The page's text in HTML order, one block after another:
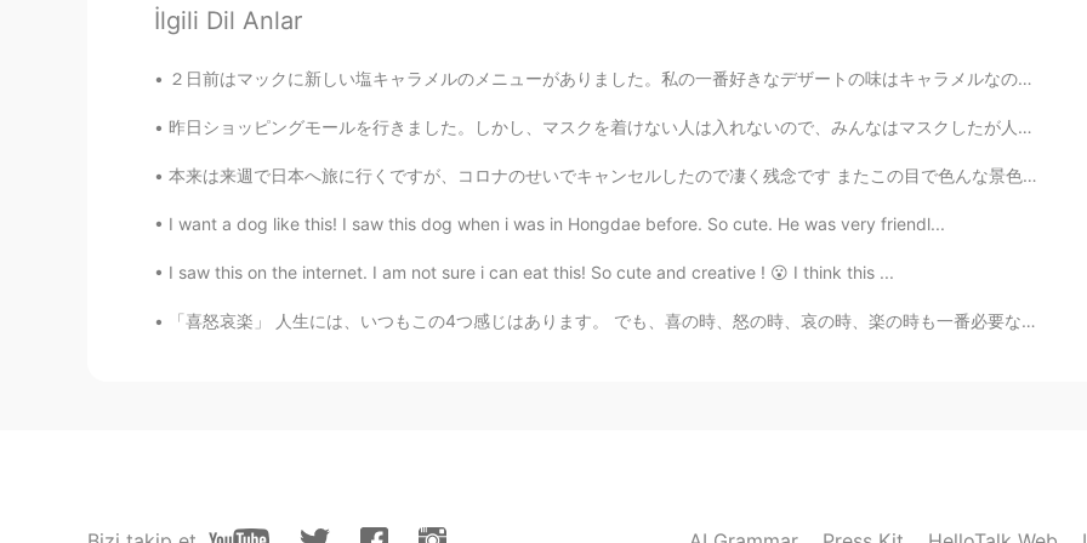
cream burrule pie!!
JP EN
へぇ〜😳おいしそう 今日本では、ベルギーショコラパイとクレームブリュレパイですよ〜
Ryo 2021.01.17 13:43
İlgili Dil Anlar
２日前はマックに新しい塩キャラメルのメニューがありました。私の一番好きなデザートの味はキャラメルなので、すぐにマックへ行きました。🤣 Two days ago, Mcdonald came ou...
昨日ショッピングモールを行きました。しかし、マスクを着けない人は入れないので、みんなはマスクしたが人は多くなかった。最初私はいいだと思うけど、外に出かけたとき、家にいるの感じように促された。😣 ...
本来は来週で日本へ旅に行くですが、コロナのせいでキャンセルしたので凄く残念です またこの目で色んな景色を見て、沢山の人に会って、色んな事を経験して、皆の文化に触れるのは楽しいです 何度でも行...
I want a dog like this! I saw this dog when i was in Hongdae before. So cute. He was very friendl...
I saw this on the internet. I am not sure i can eat this! So cute and creative ! 😮 I think this ...
「喜怒哀楽」 人生には、いつもこの4つ感じはあります。 でも、喜の時、怒の時、哀の時、楽の時も一番必要な事は瞬間を楽しみください。何事も一瞬一瞬過ぎられます。考え過ぎしないよ~ 人生は短いね...